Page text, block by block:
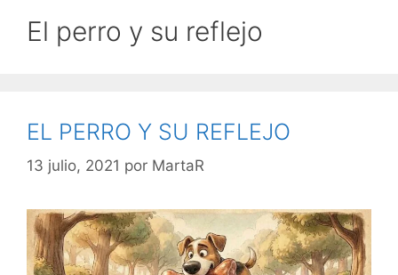
El perro y su reflejo
EL PERRO Y SU REFLEJO
13 julio, 2021 por MartaR